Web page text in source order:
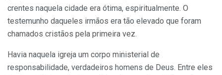
crentes naquela cidade era ótima, espiritual­mente. O
testemunho daqueles irmãos era tão elevado que foram
chama­dos cristãos pela primeira vez.
Havia naquela igreja um corpo ministerial de
responsabilidade, verda­deiros homens de Deus. Entre eles